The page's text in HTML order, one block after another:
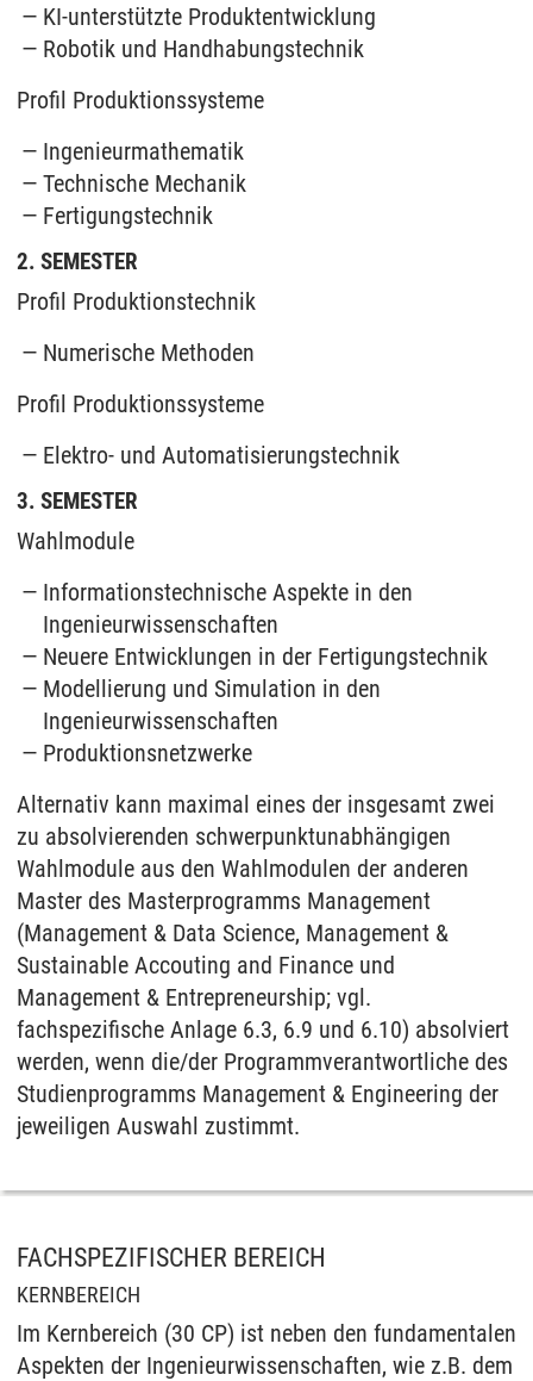
KI-unterstützte Produktentwicklung
Robotik und Handhabungstechnik
Profil Produktionssysteme
Ingenieurmathematik
Technische Mechanik
Fertigungstechnik
2. SEMESTER
Profil Produktionstechnik
Numerische Methoden
Profil Produktionssysteme
Elektro- und Automatisierungstechnik
3. SEMESTER
Wahlmodule
Informationstechnische Aspekte in den
Ingenieurwissenschaften
Neuere Entwicklungen in der Fertigungstechnik
Modellierung und Simulation in den
Ingenieurwissenschaften
Produktionsnetzwerke
Alternativ kann maximal eines der insgesamt zwei
zu absolvierenden schwerpunktunabhängigen
Wahlmodule aus den Wahlmodulen der anderen
Master des Masterprogramms Management
(Management & Data Science, Management &
Sustainable Accouting and Finance und
Management & Entrepreneurship; vgl.
fachspezifische Anlage 6.3, 6.9 und 6.10) absolviert
werden, wenn die/der Programmverantwortliche des
Studienprogramms Management & Engineering der
jeweiligen Auswahl zustimmt.
FACHSPEZIFISCHER BEREICH
KERNBEREICH
Im Kernbereich (30 CP) ist neben den fundamentalen
Aspekten der Ingenieurwissenschaften, wie z.B. dem